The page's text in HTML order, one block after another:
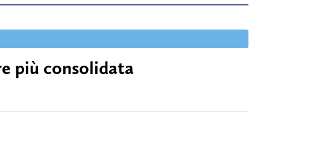
più consolidata